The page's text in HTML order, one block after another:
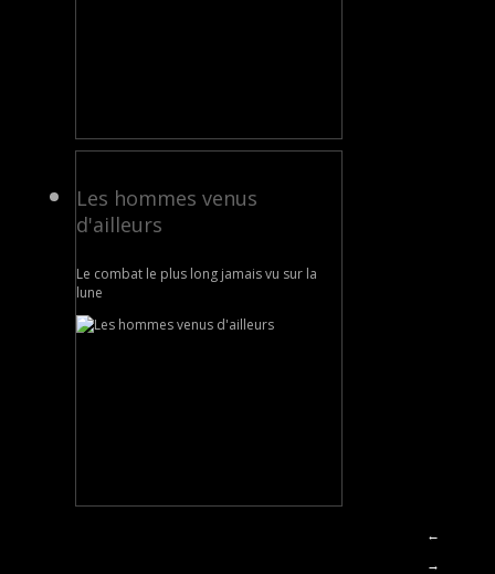
Les hommes venus
d'ailleurs
Le combat le plus long jamais vu sur la
lune
←
→